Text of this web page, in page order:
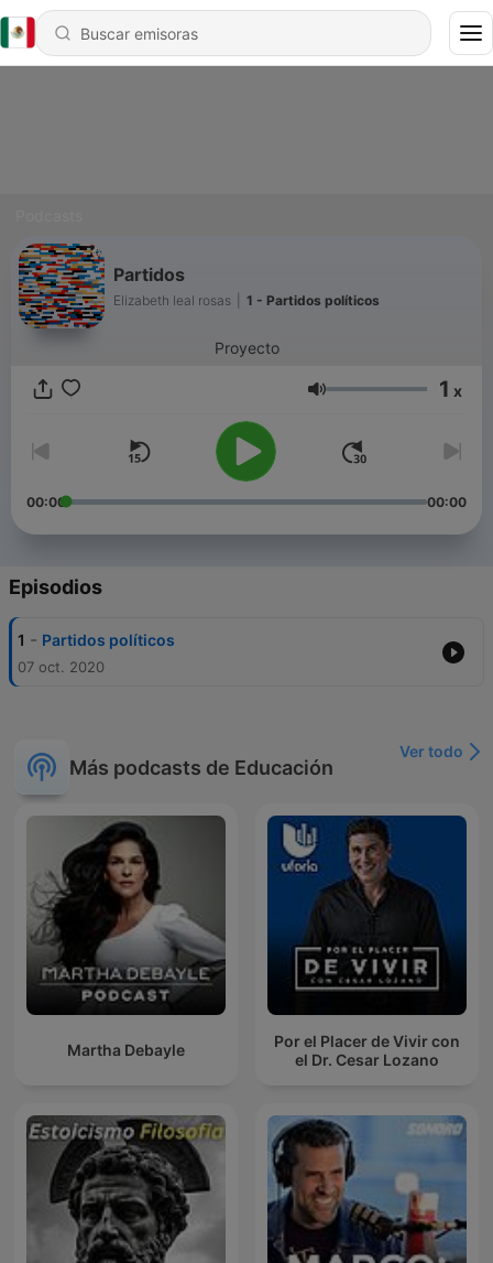
Partidos
Elizabeth leal rosas 1 - Partidos políticos
Proyecto
Volumen 1 x
00:00 00:00
Episodios
1 - Partidos políticos
07 oct. 2020
Más podcasts de Educación
Ver todo
Martha Debayle
Por el Placer de Vivir con
el Dr. Cesar Lozano